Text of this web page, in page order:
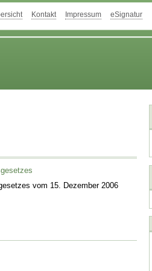
Kontakt Impressum eSignatur
vom 15. Dezember 2006